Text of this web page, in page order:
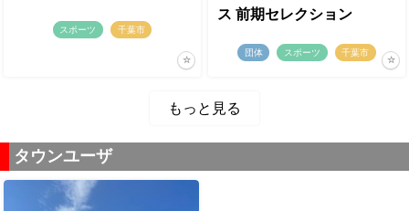
スポーツ 千葉市
ス 前期セレクション
団体 スポーツ 千葉市
もっと見る
タウンユーザ